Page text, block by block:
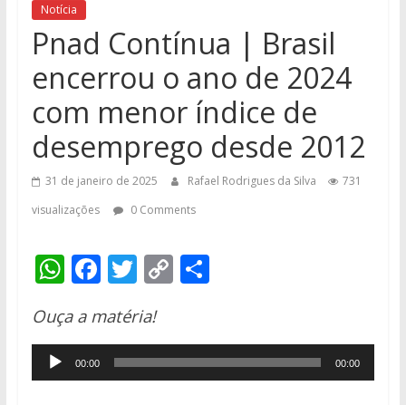
Notícia
Pnad Contínua | Brasil
encerrou o ano de 2024
com menor índice de
desemprego desde 2012
31 de janeiro de 2025 Rafael Rodrigues da Silva
731
visualizações
0 Comments
W
at
s
A
F
e
b
o
T
itt
er
C
y
Li
S
e
Ouça a matéria!
Tocador
de
00:00 00:00